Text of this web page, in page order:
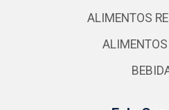
ALIMENTOS
ALIMENTOS